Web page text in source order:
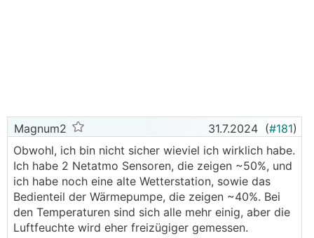
Bereiche in Österreich betroffen, wo es doch wärmer
und feuchter im Sommer ist.
Und kann denn das Problem nun gelöst werden?
Ja, wenn das so einfach wäre...
Darüber rätseln und philosophieren jeden Sommer
erneut unzählige Leute in verschiedenen
Haustechnik-Foren
Magnum2 31.7.2024 (#181)
Obwohl, ich bin nicht sicher wieviel ich wirklich habe.
Ich habe 2 Netatmo Sensoren, die zeigen ~50%, und
ich habe noch eine alte Wetterstation, sowie das
Bedienteil der Wärmepumpe, die zeigen ~40%. Bei
den Temperaturen sind sich alle mehr einig, aber die
Luftfeuchte wird eher freizügiger gemessen.